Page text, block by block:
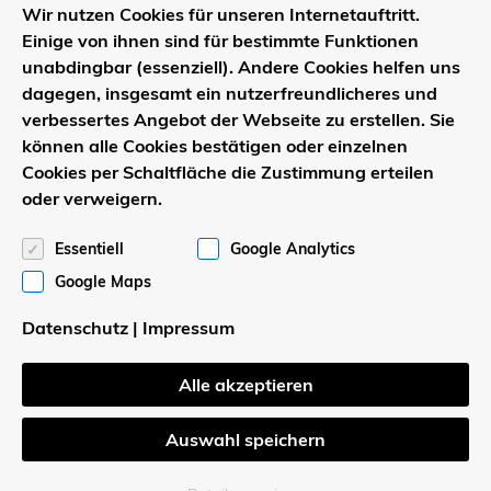
Wapelhorst Baugesellschaft mbH
59519 Möhnesee-Körbecke
Tel. 02924 / 85 14 50
Börnigeweg 5
59519 Möhnesee-Körbecke
Wir nutzen Cookies für unseren Internetauftritt.
Einige von ihnen sind für bestimmte Funktionen
unabdingbar (essenziell). Andere Cookies helfen uns
dagegen, insgesamt ein nutzerfreundlicheres und
verbessertes Angebot der Webseite zu erstellen. Sie
können alle Cookies bestätigen oder einzelnen
Cookies per Schaltfläche die Zustimmung erteilen
oder verweigern.
Essentiell
Google Analytics
Google Maps
Datenschutz | Impressum
Alle akzeptieren
Auswahl speichern